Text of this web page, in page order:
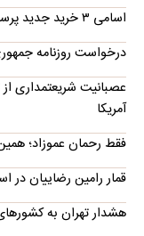
اسامی ۳ خرید جدید پرسپولیس لو رفت؛ امضا تا چند روز دیگر
درخواست روزنامه
عصبانیت شریعتمداری
آمریکا
فقط رحمان عموزاد؛
قمار رامین رضاییان در
هشدار تهران به